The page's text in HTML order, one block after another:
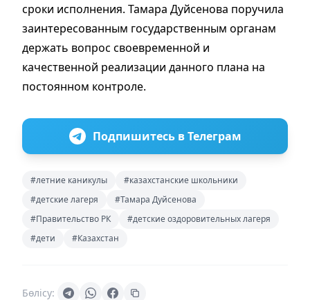
сроки исполнения. Тамара Дуйсенова поручила
заинтересованным государственным органам
держать вопрос своевременной и
качественной реализации данного плана на
постоянном контроле.
Подпишитесь в Телеграм
#летние каникулы
#казахстанские школьники
#детские лагеря
#Тамара Дуйсенова
#Правительство РК
#детские оздоровительных лагеря
#дети
#Казахстан
Бөлісу: